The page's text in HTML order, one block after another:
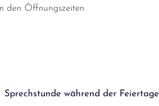
den Öffnungszeiten.
Sprechstunde während der Feiertage